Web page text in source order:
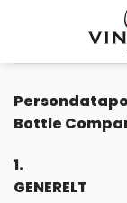
Bottle
1.
GENERELT